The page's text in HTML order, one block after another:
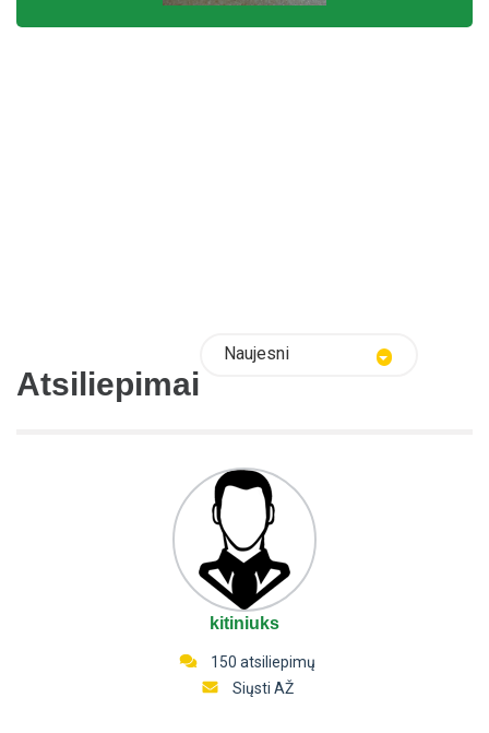
Atsiliepimai
Naujesni
kitiniuks
150 atsiliepimų
Siųsti AŽ